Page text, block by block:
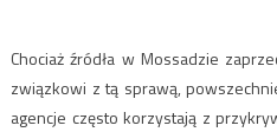
Chociaż źródła w Mossadzie
związkowi z tą sprawą,
agencje często korzystają z